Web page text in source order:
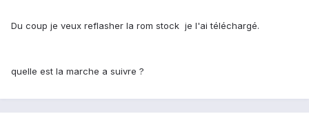
Du coup je veux reflasher la rom stock je l'ai téléchargé.
quelle est la marche a suivre ?